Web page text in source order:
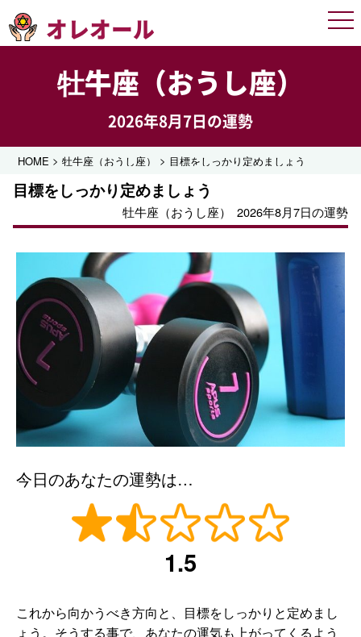
オレオール
牡牛座（おうし座）
2026年8月7日の運勢
HOME >牡牛座（おうし座） > 目標をしっかり定めましょう
目標をしっかり定めましょう
牡牛座（おうし座） 2026年8月7日の運勢
今日のあなたの運勢は…
1.5
これから向かうべき方向と、目標をしっかりと定めまし
ょう。そうする事で、あなたの運気も上がってくるよう